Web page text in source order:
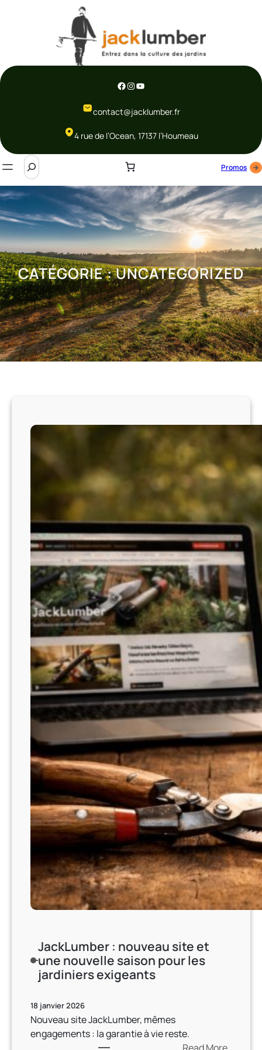
Facebook InstagramYouTube
contact@jacklumber.fr
4 rue de l’Ocean, 17137 l’Houmeau
S
e
a
c
h
Promos
CATÉGORIE :UNCATEGORIZED
JackLumber : nouveau site et
une nouvelle saison pour les
jardiniers exigeants
18 janvier 2026
Nouveau site JackLumber, mêmes
engagements : la garantie à vie reste.
Read More